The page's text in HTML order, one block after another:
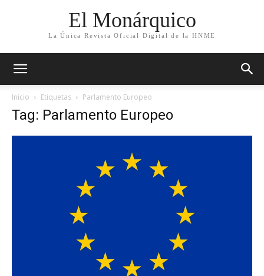
El Monárquico
La Única Revista Oficial Digital de la HNME
Inicio Etiquetas Parlamento Europeo
Tag: Parlamento Europeo